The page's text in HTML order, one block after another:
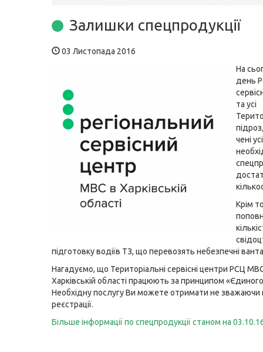
Залишки спецпродукції
03 Листопада 2016
На
день
та усі
чені
Крім
підготовку водіїв ТЗ, що перевозять небезпечні
Нагадуємо, що Територіальні сервісні центри РСЦ
Харківській області працюють за принципом «Єдиного
Необхідну послугу Ви можете отримати не зважаючи
реєстрації.
Більше інформації по спецпродукції станом на